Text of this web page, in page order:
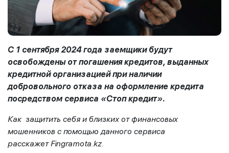
С 1 сентября 2024 года заемщики будут
освобождены от погашения кредитов, выданных
кредитной организацией при наличии
добровольного отказа на оформление кредита
посредством сервиса «Стоп кредит».
Как защитить себя и близких от финансовых
мошенников с помощью данного сервиса
расскажет Fingramota kz